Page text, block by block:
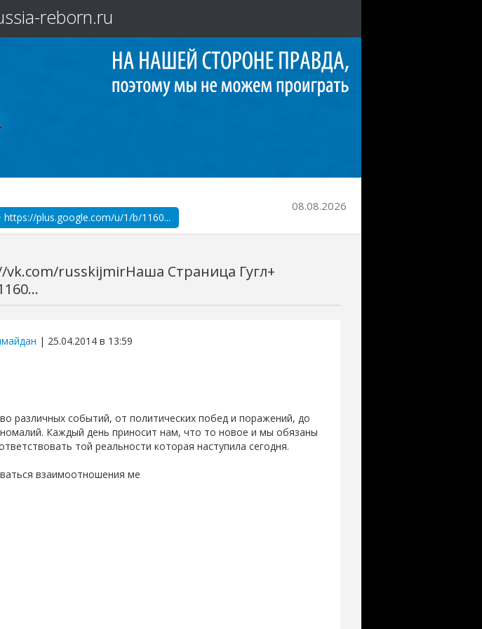
reborn.ru
plus.google.com/u/1/b/1160...
08.08.2026
russkijmirНаша Страница Гугл+
| 25.04.2014 в 13:59
различных событий, от политических побед и поражений, до
Каждый день приносит нам, что то новое и мы обязаны
той реальности которая наступила сегодня.
взаимоотношения ме